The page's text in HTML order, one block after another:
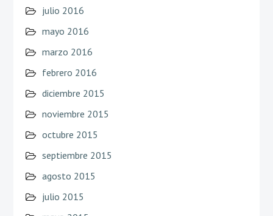
julio 2016
mayo 2016
marzo 2016
febrero 2016
diciembre 2015
noviembre 2015
octubre 2015
septiembre 2015
agosto 2015
julio 2015